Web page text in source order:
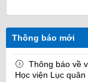
Thông báo mới
Thông báo về
Học viện Lục